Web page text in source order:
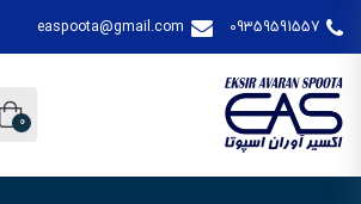
09359591557
easpoota@gmail.com
0